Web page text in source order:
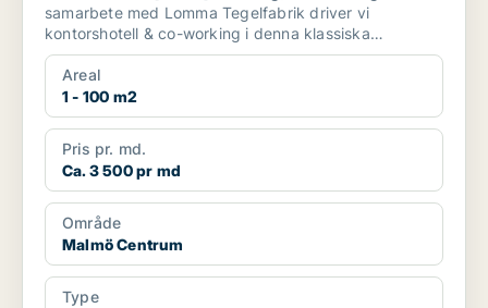
samarbete med Lomma Tegelfabrik driver vi
kontorshotell & co-working i denna klassiska
fastighet. ...
Areal
1 - 100 m2
Pris pr. md.
Ca. 3 500 pr md
Område
Malmö Centrum
Type